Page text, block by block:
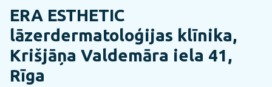
ERA ESTHETIC
lāzerdermatoloģijas klīnika,
Krišjāņa Valdemāra iela 41,
Rīga